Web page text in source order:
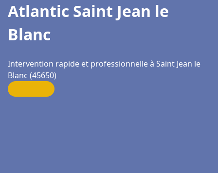
Atlantic Saint Jean le
Blanc
Intervention rapide et professionnelle à Saint Jean le
Blanc (45650)